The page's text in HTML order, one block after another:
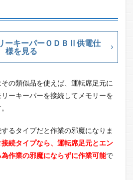
ーキーパーＯＤＢⅡ供電仕
様を見る
の類似品を使えば、運転席足元に
ーキーパーを接続してメモリーを
るタイプだと作業の邪魔になりま
続タイプなら、運転席足元とエン
作業の邪魔にならずに作業可能で